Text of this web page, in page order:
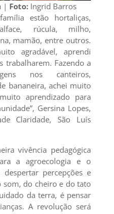
| Foto:Ingrid Barros
estão hortaliças,
rúcula, milho,
mamão, entre outros.
agradável, aprendi
trabalharem. Fazendo a
nos canteiros,
bananeira, achei muito
aprendizado para
Gersina Lopes,
Claridade, São Luís
vivência pedagógica
a agroecologia e o
percepções e
do cheiro e do tato
da terra, é pensar
A revolução será